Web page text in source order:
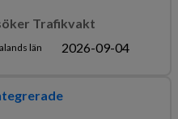
Trafikvakt
län 2026-09-04